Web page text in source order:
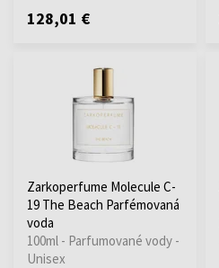
128,01 €
Zarkoperfume Molecule C-
19 The Beach Parfémovaná
voda
100ml - Parfumované vody -
Unisex